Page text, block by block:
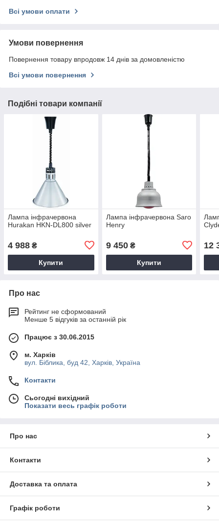
Всі умови оплати
Умови повернення
Повернення товару впродовж 14 днів за домовленістю
Всі умови повернення
Подібні товари компанії
Лампа інфрачервона
Hurakan HKN-DL800 silver
4 988 ₴
Купити
Лампа інфрачервона Saro
Henry
9 450₴
Купити
12
Про нас
Рейтинг не сформований
Менше 5 відгуків за останній рік
Працює з 30.06.2015
м. Харків
вул. Біблика, буд 42, Харків, Україна
Контакти
Сьогодні вихідний
Показати весь графік роботи
Про нас
Контакти
Доставка та оплата
Графік роботи